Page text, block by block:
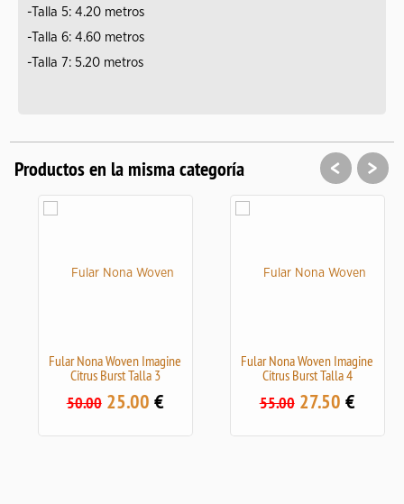
-Talla 5: 4.20 metros
-Talla 6: 4.60 metros
-Talla 7: 5.20 metros
Productos en la misma categoría
Fular Nona Woven Imagine
Citrus Burst Talla 3
50.00 25.00€
Fular Nona Woven Imagine
Citrus Burst Talla 4
55.00 27.50€
< >